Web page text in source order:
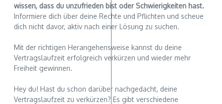
wissen, dass du unzufrieden bist oder Schwierigkeiten hast.
Informiere dich über deine Rechte und Pflichten und scheue
dich nicht davor, aktiv nach einer Lösung zu suchen.
Mit der richtigen Herangehensweise kannst du deine
Vertragslaufzeit erfolgreich verkürzen und wieder mehr
Freiheit gewinnen.
Hey du! Hast du schon darüber nachgedacht, deine
Vertragslaufzeit zu verkürzen? Es gibt verschiedene